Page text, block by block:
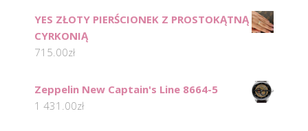
YES ZŁOTY PIERŚCIONEK Z PROSTOKĄTNĄ
CYRKONIĄ
715.00zł
Zeppelin New Captain's Line 8664-5
1 431.00zł